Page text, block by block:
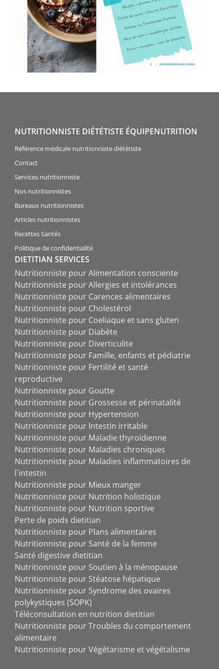
NUTRITIONNISTE DIÉTÉTISTE ÉQUIPENUTRITION
Référence médicale nutritionniste diététiste
Contact
Services nutritionniste
Nos nutritionnistes
Bureaux nutritionnistes
Articles nutritionnistes
Recettes Santés
Politique de confidentialité
DIETITIAN SERVICES
Nutritionniste pour Alimentation consciente
Nutritionniste pour Allergies et intolérances
Nutritionniste pour Carences alimentaires
Nutritionniste pour Cholestérol
Nutritionniste pour Coeliaque et sans gluten
Nutritionniste pour Diabète
Nutritionniste pour Diverticulite
Nutritionniste pour Famille, enfants et pédiatrie
Nutritionniste pour Fertilité et santé
reproductive
Nutritionniste pour Goutte
Nutritionniste pour Grossesse et périnatalité
Nutritionniste pour Hypertension
Nutritionniste pour Intestin irritable
Nutritionniste pour Maladie thyroïdienne
Nutritionniste pour Maladies chroniques
Nutritionniste pour Maladies inflammatoires de
l`intestin
Nutritionniste pour Mieux manger
Nutritionniste pour Nutrition holistique
Nutritionniste pour Nutrition sportive
Perte de poids dietitian
Nutritionniste pour Plans alimentaires
Nutritionniste pour Santé de la femme
Santé digestive dietitian
Nutritionniste pour Soutien à la ménopause
Nutritionniste pour Stéatose hépatique
Nutritionniste pour Syndrome des ovaires
polykystiques (SOPK)
Téléconsultation en nutrition dietitian
Nutritionniste pour Troubles du comportement
alimentaire
Nutritionniste pour Végétarisme et végétalisme